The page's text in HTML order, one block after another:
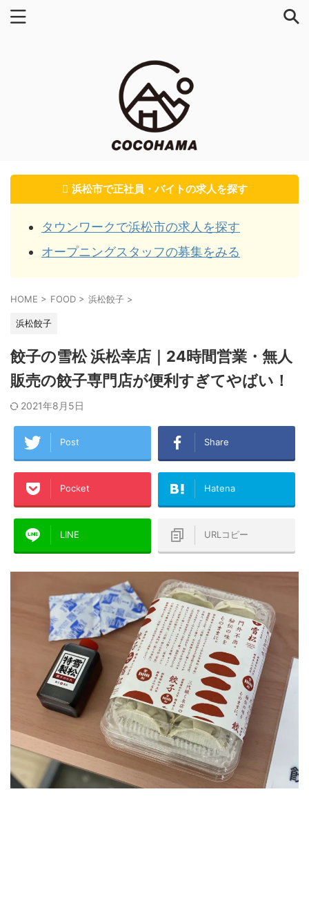
浜松市で正社員・バイトの求人を探す
タウンワークで浜松市の求人を探す
オープニングスタッフの募集をみる
HOME > FOOD > 浜松餃子 >
浜松餃子
餃子の雪松 浜松幸店｜24時間営業・無人
販売の餃子専門店が便利すぎてやばい！
2021年8月5日
Post Share
Pocket Hatena
LINE URLコピー